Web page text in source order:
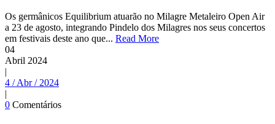
Os germânicos Equilibrium atuarão no Milagre Metaleiro Open Air
a 23 de agosto, integrando Pindelo dos Milagres nos seus concertos
em festivais deste ano que... Read More
04
Abril 2024
|
4 / Abr / 2024
|
0 Comentários